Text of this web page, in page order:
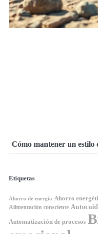
Cómo mantener un
Etiquetas
Ahorro de energía Ahorro
Alimentación consciente
Automatización de procesos